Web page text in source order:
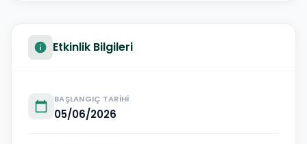
info Etkinlik Bilgileri
calendar_today
BAŞLANGIÇ TARIHI
05/06/2026